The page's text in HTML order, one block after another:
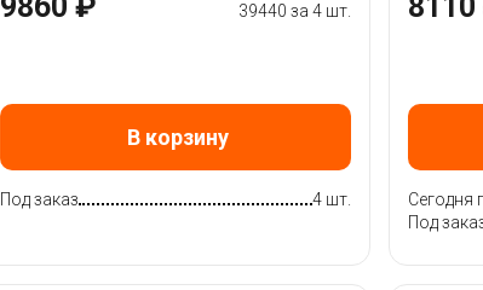
39440 за 4 шт.
В корзину
Под заказ 4 шт. Сегодня
Под